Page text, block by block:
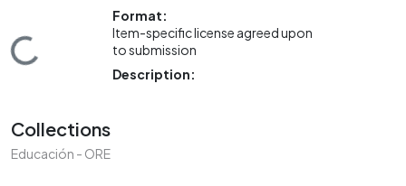
Format:
Item-specific license agreed upon
to submission
Description:
Collections
Educación - ORE